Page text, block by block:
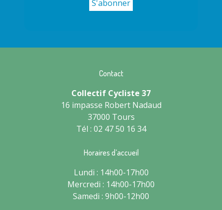
Contact
Collectif Cycliste 37
16 impasse Robert Nadaud
37000 Tours
Tél : 02 47 50 16 34
Horaires d’accueil
Lundi : 14h00-17h00
Mercredi : 14h00-17h00
Samedi : 9h00-12h00